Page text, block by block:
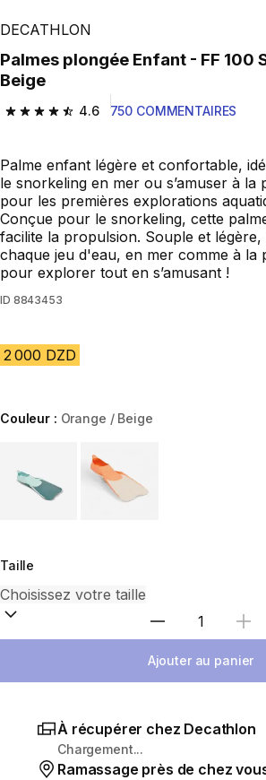
DECATHLON
Palmes plongée Enfant - FF 100 Soft Abricot
Beige
4.6
4.6 out of 5 stars from 750 reviews
750 COMMENTAIRES
Palme enfant légère et confortable,
le snorkeling en mer ou s’amuser à la
pour les premières explorations
Conçue pour le snorkeling, cette
facilite la propulsion. Souple et légère,
chaque jeu d'eau, en mer comme à la
pour explorer tout en s’amusant !
ID 8843453
2 000 DZD
Couleur : Orange / Beige
Choose a variant
Taille
Ajouter au panier
À récupérer chez Decathlon
Chargement...
Ramassage près de chez